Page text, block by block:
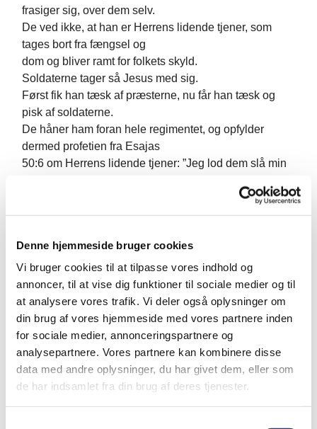
Denne hjemmeside bruger cookies
Vi bruger cookies til at tilpasse vores indhold og
annoncer, til at vise dig funktioner til sociale medier og til
at analysere vores trafik. Vi deler også oplysninger om
din brug af vores hjemmeside med vores partnere inden
for sociale medier, annonceringspartnere og
analysepartnere. Vores partnere kan kombinere disse
data med andre oplysninger, du har givet dem, eller som
de har indsamlet fra din brug af deres tjenester.
frasiger sig, over dem selv.
De ved ikke, at han er Herrens lidende tjener, som
tages bort fra fængsel og
dom og bliver ramt for folkets skyld.
Soldaterne tager så Jesus med sig.
Først fik han tæsk af præsterne, nu får han tæsk og
pisk af soldaterne.
De håner ham foran hele regimentet, og opfylder
dermed profetien fra Esajas
50:6 om Herrens lidende tjener: ”Jeg lod dem slå min
mine kinder. Jeg skjulte ikke mit ansigt for skændsler
og for spyt.”
Jesu kors.
Jesus er for medtaget til selv at bære den. Hvis nogen
vil tvinge dig til at gå
én mil med dem, så gå to havde Jesus sagt.
Jesus får vin med malurt, og senere bliver han tilbudt
eddike.
Soldaterne kaster lod om Jesu tøj.
Matthæus nævner mange detaljer som disse for at
fortælle os, at hvad der sker